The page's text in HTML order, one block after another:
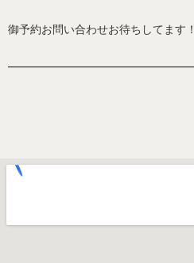
御予約お問い合わせお待ちしてます！